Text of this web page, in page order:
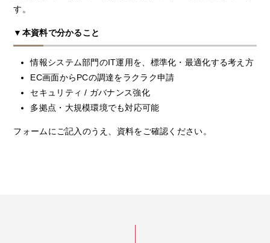
す。
▼本資料で分かること
情報システム部門のIT運用を、標準化・最適化する考え方
EC画面からPCの調達をラクラク申請
セキュリティ / ガバナンス強化
多拠点・大規模環境でも対応可能
フォームにご記入のうえ、資料をご確認ください。